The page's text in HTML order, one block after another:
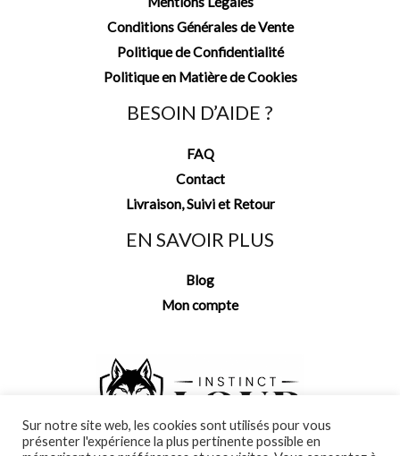
Conditions Générales de Vente
Politique de Confidentialité
Politique en Matière de Cookies
BESOIN D’AIDE ?
FAQ
Contact
Livraison, Suivi et Retour
EN SAVOIR PLUS
Blog
Mon compte
Sur notre site web, les cookies sont utilisés pour vous
présenter l'expérience la plus pertinente possible en